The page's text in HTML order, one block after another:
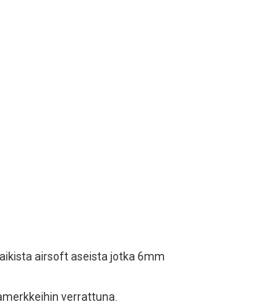
airsoft aseista jotka 6mm
verrattuna.